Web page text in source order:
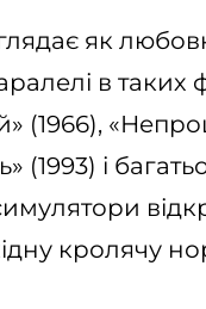
як
в таких
(1966),
(1993) і
кролячу